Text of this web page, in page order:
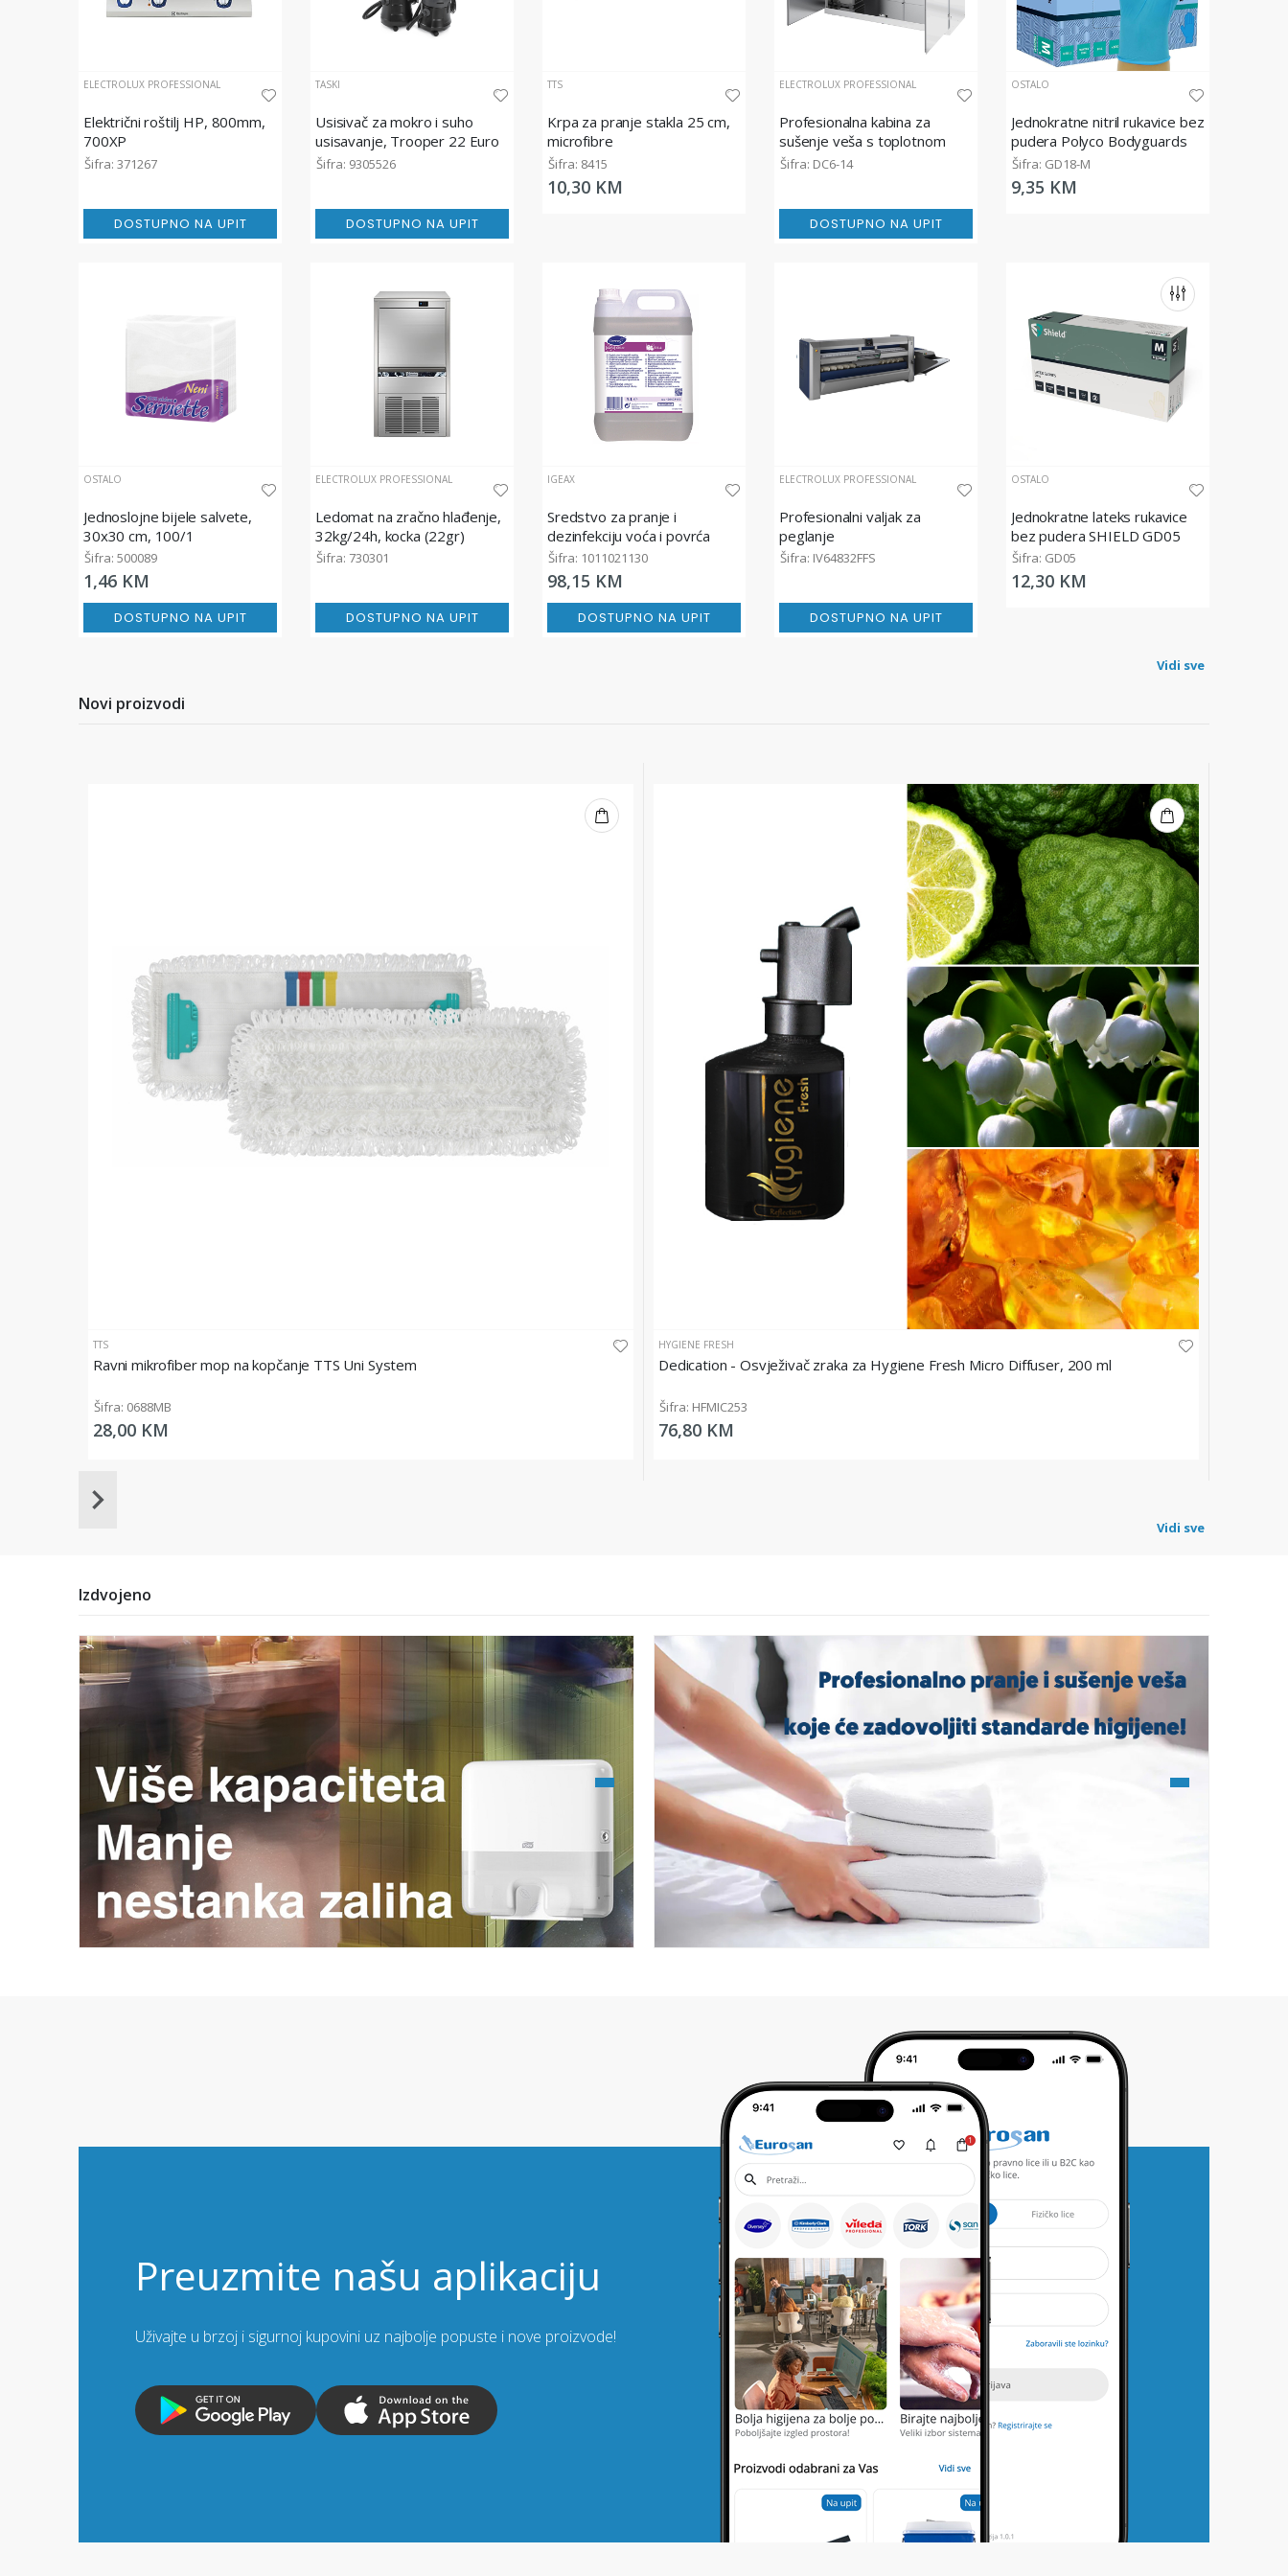
ELECTROLUX PROFESSIONAL
Električni roštilj HP, 800mm,
700XP
Šifra: 371267
DOSTUPNO NA UPIT
TASKI
Usisivač za mokro i suho
usisavanje, Trooper 22 Euro
TASKI
Šifra: 9305526
DOSTUPNO NA UPIT
TTS
Krpa za pranje stakla 25 cm,
microfibre
Šifra: 8415
10,30 KM
ELECTROLUX PROFESSIONAL
Profesionalna kabina za
sušenje veša s toplotnom
pumpom, 180 cm
Šifra: DC6-14
DOSTUPNO NA UPIT
OSTALO
Jednokratne nitril rukavice bez
pudera Polyco Bodyguards
GD18, plave, 100/1
Šifra: GD18-M
9,35 KM
OSTALO
Jednoslojne bijele salvete,
30x30 cm, 100/1
Šifra: 500089
1,46 KM
DOSTUPNO NA UPIT
ELECTROLUX PROFESSIONAL
Ledomat na zračno hlađenje,
32kg/24h, kocka (22gr)
Šifra: 730301
DOSTUPNO NA UPIT
IGEAX
Sredstvo za pranje i
dezinfekciju voća i povrća
Suma Chlor D4.4 , 5L
Šifra: 1011021130
98,15 KM
DOSTUPNO NA UPIT
ELECTROLUX PROFESSIONAL
Profesionalni valjak za
peglanje
Šifra: IV64832FFS
DOSTUPNO NA UPIT
OSTALO
Jednokratne lateks rukavice
bez pudera SHIELD GD05
Šifra: GD05
12,30 KM
Vidi sve
Novi proizvodi
TTS
Ravni mikrofiber mop na kopčanje TTS Uni System
Šifra: 0688MB
28,00 KM
HYGIENE FRESH
Dedication - Osvježivač zraka za Hygiene Fresh Micro Diffuser, 200 ml
Šifra: HFMIC253
76,80 KM
Item
Vidi sve
Izdvojeno
Preuzmite našu aplikaciju
Uživajte u brzoj i sigurnoj kupovini uz najbolje popuste i nove proizvode!